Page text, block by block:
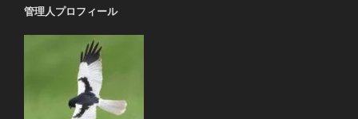
ン
管理人プロフィール